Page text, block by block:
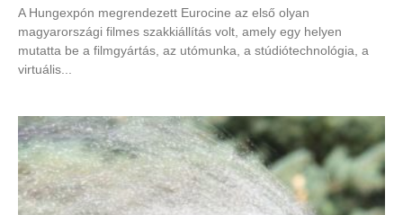
A Hungexpón megrendezett Eurocine az első olyan
magyarországi filmes szakkiállítás volt, amely egy helyen
mutatta be a filmgyártás, az utómunka, a stúdiótechnológia, a
virtuális...